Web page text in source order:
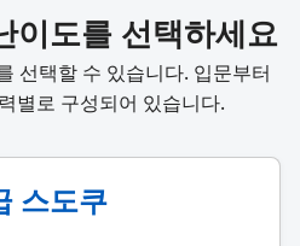
이도를 선택하세요
선택할 수 있습니다. 입문부터
별로 구성되어 있습니다.
스도쿠